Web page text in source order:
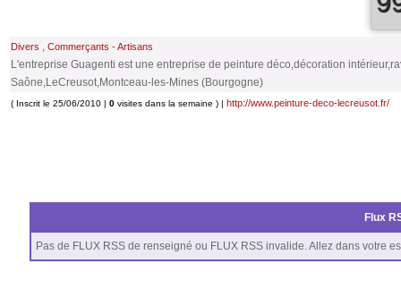
Divers , Commerçants - Artisans
L'entreprise Guagenti est une entreprise de peinture déco,décoration
Saône,LeCreusot,Montceau-les-Mines (Bourgogne)
( Inscrit le 25/06/2010 | 0 visites dans la semaine ) | http://www.peinture-deco-lecreusot.fr/
Flux
Pas de FLUX RSS de renseigné ou FLUX RSS invalide. Allez dans votre